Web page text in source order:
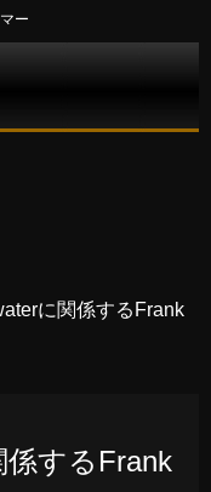
ー
に関係するFrank
係するFrank